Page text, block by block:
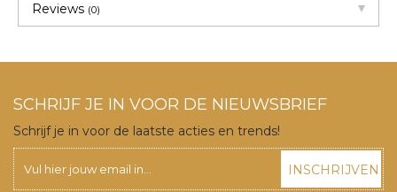
Reviews (0)
SCHRIJF JE IN VOOR DE NIEUWSBRIEF
Schrijf je in voor de laatste acties en trends!
INSCHRIJVEN